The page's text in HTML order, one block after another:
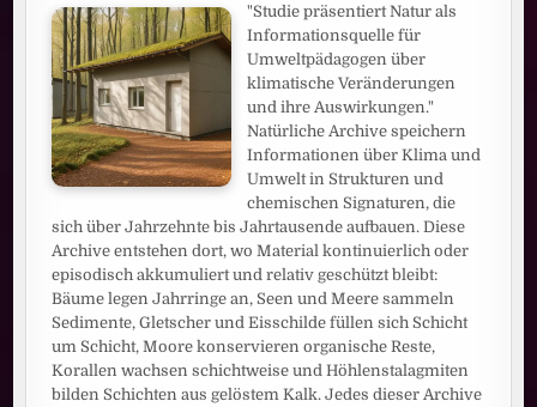
"Studie präsentiert Natur als
Informationsquelle für
Umweltpädagogen über
klimatische Veränderungen
und ihre Auswirkungen."
Natürliche Archive speichern
Informationen über Klima und
Umwelt in Strukturen und
chemischen Signaturen, die
sich über Jahrzehnte bis Jahrtausende aufbauen. Diese
Archive entstehen dort, wo Material kontinuierlich oder
episodisch akkumuliert und relativ geschützt bleibt:
Bäume legen Jahrringe an, Seen und Meere sammeln
Sedimente, Gletscher und Eisschilde füllen sich Schicht
um Schicht, Moore konservieren organische Reste,
Korallen wachsen schichtweise und Höhlenstalagmiten
bilden Schichten aus gelöstem Kalk. Jedes dieser Archive